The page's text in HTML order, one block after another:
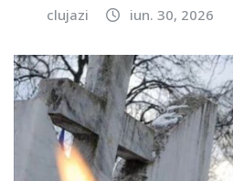
clujazi iun. 30, 2026